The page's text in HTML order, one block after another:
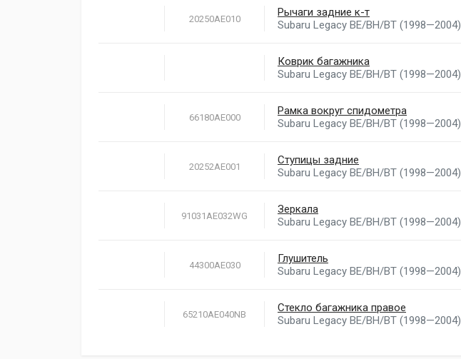
20250AE010
Рычаги задние к-т
Subaru Legacy BE/BH/BT (1998—2004)
Коврик багажника
Subaru Legacy BE/BH/BT (1998—2004)
66180AE000
Рамка вокруг спидометра
Subaru Legacy BE/BH/BT (1998—2004)
20252AE001
Ступицы задние
Subaru Legacy BE/BH/BT (1998—2004)
91031AE032WG
Зеркала
Subaru Legacy BE/BH/BT (1998—2004)
44300AE030
Глушитель
Subaru Legacy BE/BH/BT (1998—2004)
65210AE040NB
Стекло багажника правое
Subaru Legacy BE/BH/BT (1998—2004)